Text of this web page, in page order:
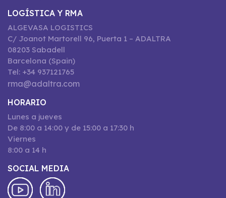
LOGÍSTICA Y RMA
ALGEVASA LOGISTICS
C/ Joanot Martorell 96, Puerta 1 – ADALTRA
08203 Sabadell
Barcelona (Spain)
Tel: +34 937121765
rma@adaltra.com
HORARIO
Lunes a jueves
De 8:00 a 14:00 y de 15:00 a 17:30 h
Viernes
8:00 a 14 h
SOCIAL MEDIA